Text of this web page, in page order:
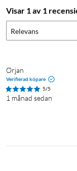
12 × Knivar
12 × Skruvar
Visar 1 av 1
Relevans
Ørjan
Verifierad köpare
5/5
1 månad sedan